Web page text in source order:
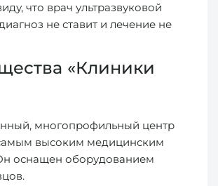
что врач ультразвуковой
не ставит и лечение не
«Клиники
многопрофильный центр
высоким медицинским
оснащен оборудованием